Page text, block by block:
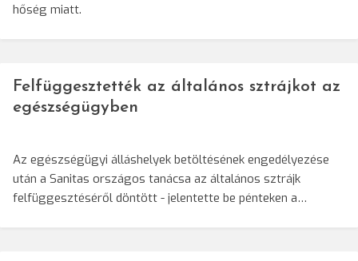
hőség miatt.
Felfüggesztették az általános sztrájkot az
egészségügyben
Az egészségügyi álláshelyek betöltésének engedélyezése
után a Sanitas országos tanácsa az általános sztrájk
felfüggesztéséről döntött - jelentette be pénteken a…